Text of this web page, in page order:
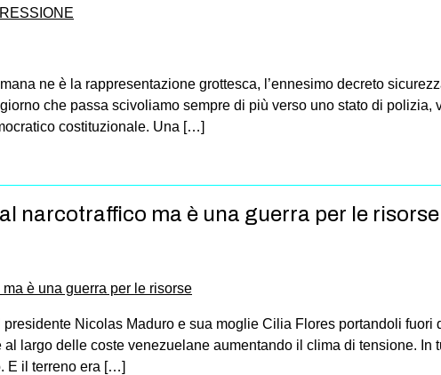
ne è la rappresentazione grottesca, l’ennesimo decreto
che passa scivoliamo sempre di più verso uno stato di polizia,
costituzionale. Una […]
narcotraffico ma è una guerra per le risorse
Nicolas Maduro e sua moglie Cilia Flores portandoli fuori
largo delle coste venezuelane aumentando il clima di tensione. In
E il terreno era […]